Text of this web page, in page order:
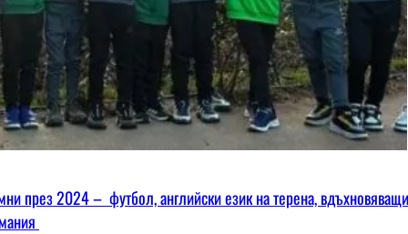
през 2024 – футбол, английски език на терена,